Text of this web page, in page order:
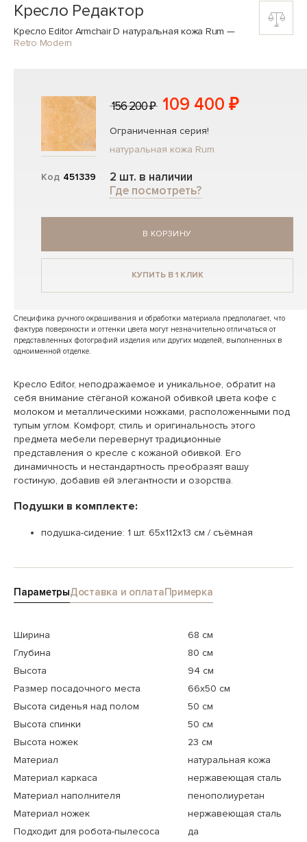
Кресло Редактор
Кресло Editor Armchair D натуральная кожа Rum —
Retro Modern
Код 451339
156 200 ₽ 109 400 ₽
Ограниченная серия!
натуральная кожа Rum
2 шт. в наличии
Где посмотреть?
В КОРЗИНУ
КУПИТЬ В 1 КЛИК
Специфика ручного окрашивания и обработки материала предполагает, что
фактура поверхности и оттенки цвета могут незначительно отличаться от
представленных фотографий изделия или других моделей, выполненных в
одноименной отделке.
Кресло Editor, неподражаемое и уникальное, обратит на
себя внимание стёганой кожаной обивкой цвета кофе с
молоком и металлическими ножками, расположенными под
тупым углом. Комфорт, стиль и оригинальность этого
предмета мебели перевернут традиционные
представления о кресле с кожаной обивкой. Его
динамичность и нестандартность преобразят вашу
гостиную, добавив ей элегантности и озорства.
Подушки в комплекте:
подушка-сидение: 1 шт. 65х112х13 см / съёмная
ПараметрыДоставка и оплатаПримерка
Ширина
68 см
Глубина
80 см
Высота
94 см
Размер посадочного места
66x50 см
Высота сиденья над полом
50 см
Высота спинки
50 см
Высота ножек
23 см
Материал
натуральная кожа
Материал каркаса
нержавеющая сталь
Материал наполнителя
пенополиуретан
Материал ножек
нержавеющая сталь
Подходит для робота-пылесоса
да